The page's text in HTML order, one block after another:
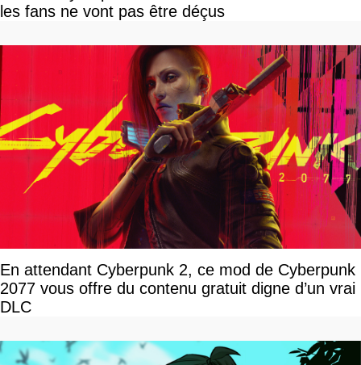
les fans ne vont pas être déçus
En attendant Cyberpunk 2, ce mod de Cyberpunk
2077 vous offre du contenu gratuit digne d’un vrai
DLC